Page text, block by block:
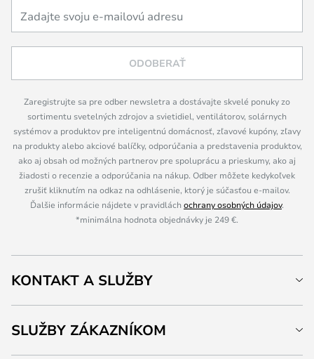
ODOBERAŤ
Zaregistrujte sa pre odber newsletra a dostávajte skvelé ponuky zo
sortimentu svetelných zdrojov a svietidiel, ventilátorov, solárnych
systémov a produktov pre inteligentnú domácnosť, zľavové kupóny, zľavy
na produkty alebo akciové balíčky, odporúčania a predstavenia produktov,
ako aj obsah od možných partnerov pre spoluprácu a prieskumy, ako aj
žiadosti o recenzie a odporúčania na nákup. Odber môžete kedykoľvek
zrušiť kliknutím na odkaz na odhlásenie, ktorý je súčasťou e-mailov.
Ďalšie informácie nájdete v pravidláchochrany osobných údajov.
*minimálna hodnota objednávky je 249 €.
KONTAKT A SLUŽBY
SLUŽBY ZÁKAZNÍKOM